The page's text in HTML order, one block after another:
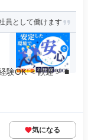
員として働けます
験OK ＜歓迎＞ ■
気になる